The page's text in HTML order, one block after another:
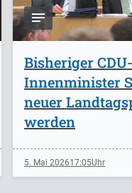
Bisheriger CDU-
Innenminister
neuer
werden
5. Mai 202617:05